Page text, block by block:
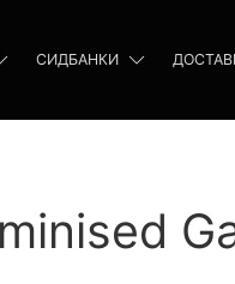
СИДБАНКИ